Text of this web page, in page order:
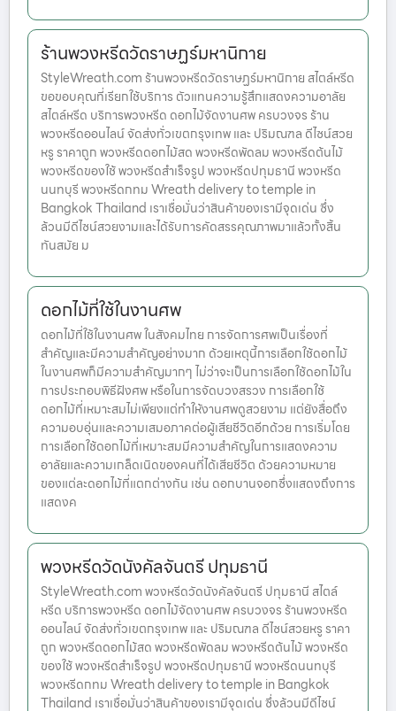
ร้านพวงหรีดวัดราษฏร์มหานิกาย
StyleWreath.com ร้านพวงหรีดวัดราษฏร์มหานิกาย สไตล์หรีด
ขอขอบคุณที่เรียกใช้บริการ ตัวแทนความรู้สึกแสดงความอาลัย
สไตล์หรีด บริการพวงหรีด ดอกไม้จัดงานศพ ครบวงจร ร้าน
พวงหรีดออนไลน์ จัดส่งทั่วเขตกรุงเทพ และ ปริมณฑล ดีไซน์สวย
หรู ราคาถูก พวงหรีดดอกไม้สด พวงหรีดพัดลม พวงหรีดต้นไม้
พวงหรีดของใช้ พวงหรีดสำเร็จรูป พวงหรีดปทุมธานี พวงหรีด
นนทบุรี พวงหรีดกทม Wreath delivery to temple in
Bangkok Thailand เราเชื่อมั่นว่าสินค้าของเรามีจุดเด่น ซึ่ง
ล้วนมีดีไซน์สวยงามและได้รับการคัดสรรคุณภาพมาแล้วทั้งสิ้น
ทันสมัย ม
ดอกไม้ที่ใช้ในงานศพ
ดอกไม้ที่ใช้ในงานศพ ในสังคมไทย การจัดการศพเป็นเรื่องที่
สำคัญและมีความสำคัญอย่างมาก ด้วยเหตุนี้การเลือกใช้ดอกไม้
ในงานศพก็มีความสำคัญมากๆ ไม่ว่าจะเป็นการเลือกใช้ดอกไม้ใน
การประกอบพิธีฝังศพ หรือในการจัดบวงสรวง การเลือกใช้
ดอกไม้ที่เหมาะสมไม่เพียงแต่ทำให้งานศพดูสวยงาม แต่ยังสื่อถึง
ความอบอุ่นและความเสมอภาคต่อผู้เสียชีวิตอีกด้วย การเริ่มโดย
การเลือกใช้ดอกไม้ที่เหมาะสมมีความสำคัญในการแสดงความ
อาลัยและความเกล็ดเนิดของคนที่ได้เสียชีวิต ด้วยความหมาย
ของแต่ละดอกไม้ที่แตกต่างกัน เช่น ดอกบานจอกซึ่งแสดงถึงการ
แสดงค
พวงหรีดวัดนังคัลจันตรี ปทุมธานี
StyleWreath.com พวงหรีดวัดนังคัลจันตรี ปทุมธานี สไตล์
หรีด บริการพวงหรีด ดอกไม้จัดงานศพ ครบวงจร ร้านพวงหรีด
ออนไลน์ จัดส่งทั่วเขตกรุงเทพ และ ปริมณฑล ดีไซน์สวยหรู ราคา
ถูก พวงหรีดดอกไม้สด พวงหรีดพัดลม พวงหรีดต้นไม้ พวงหรีด
ของใช้ พวงหรีดสำเร็จรูป พวงหรีดปทุมธานี พวงหรีดนนทบุรี
พวงหรีดกทม Wreath delivery to temple in Bangkok
Thailand เราเชื่อมั่นว่าสินค้าของเรามีจุดเด่น ซึ่งล้วนมีดีไซน์